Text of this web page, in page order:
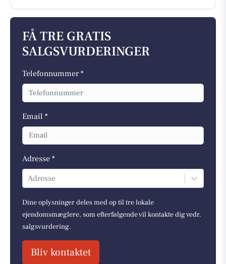
FÅ TRE GRATIS
SALGSVURDERINGER
Telefonnummer *
Email *
Adresse *
Adresse
Dine oplysninger deles med op til tre lokale
ejendomsmæglere, som efterfølgende vil kontakte dig vedr.
salgsvurdering.
Bliv kontaktet